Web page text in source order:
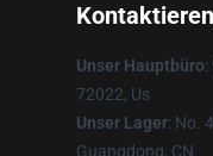
Unser Hauptbüro
72022, Us
Unser Lager: No.
Guangdong, CN